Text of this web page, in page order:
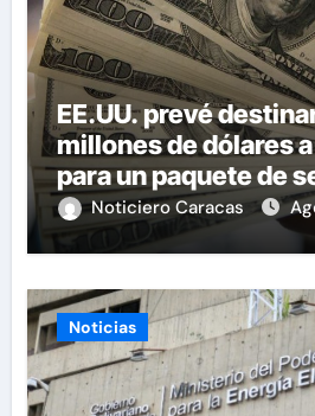
EE.UU. prevé
millones de dólares
para un paquete de
Noticiero Caracas
Noticias